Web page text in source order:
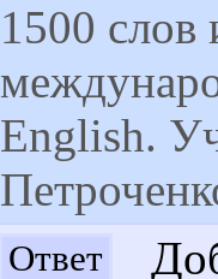
1500 слов
English.
Ответ